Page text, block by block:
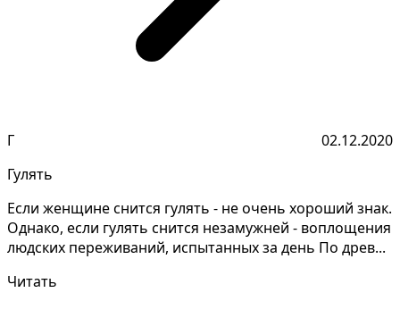
Г
02.12.2020
Гулять
Если женщине снится гулять - не очень хороший знак.
Однако, если гулять снится незамужней - воплощения
людских переживаний, испытанных за день По древ...
Читать